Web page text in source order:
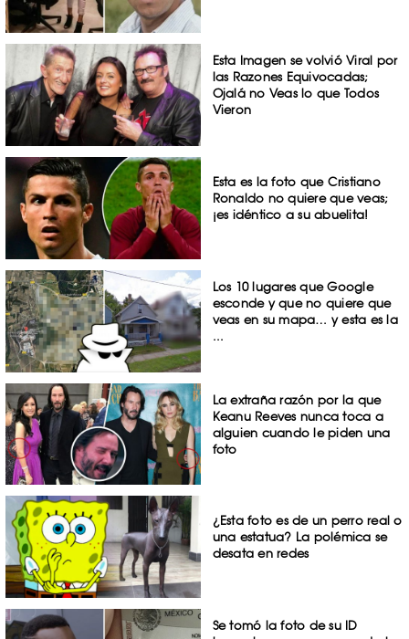
Esta Imagen se volvió Viral por
las Razones Equivocadas;
Ojalá no Veas lo que Todos
Vieron
Esta es la foto que Cristiano
Ronaldo no quiere que veas;
¡es idéntico a su abuelita!
Los 10 lugares que Google
esconde y que no quiere que
veas en su mapa… y esta es la
...
La extraña razón por la que
Keanu Reeves nunca toca a
alguien cuando le piden una
foto
¿Esta foto es de un perro real o
una estatua? La polémica se
desata en redes
Se tomó la foto de su ID